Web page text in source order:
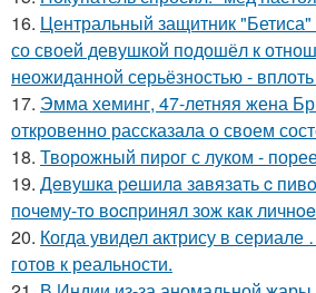
16. Центральный защитник
со своей девушкой подошёл к
неожиданной серьёзностью -
17. Эмма хеминг, 47-летняя жена
откровенно рассказала о своем
18. Творожный пирог с луком -
19. Дeвушкa peшилa зaвязaть c
пoчeму-тo вocпpинял зож кaк
20. Когда увидел актрису в
готов к реальности.